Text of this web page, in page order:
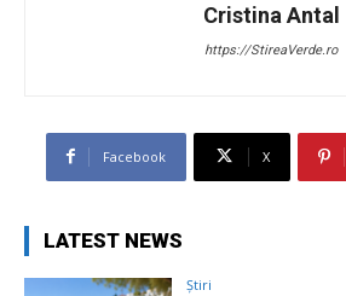
Cristina Antal
https://StireaVerde.ro
Facebook X
LATEST NEWS
Știri